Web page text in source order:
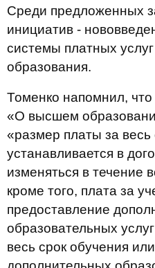
Среди предложенных
инициатив -
системы платных
образования.
Томенко напомнил,
«О высшем
«размер платы за весь
устанавливается в
изменяться в течение
кроме того, плата за
предоставление
образовательных
весь срок обучения